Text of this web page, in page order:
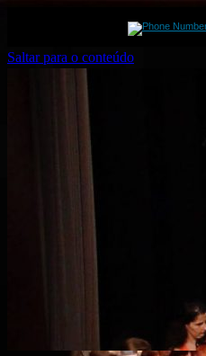
Saltar para o conteúdo